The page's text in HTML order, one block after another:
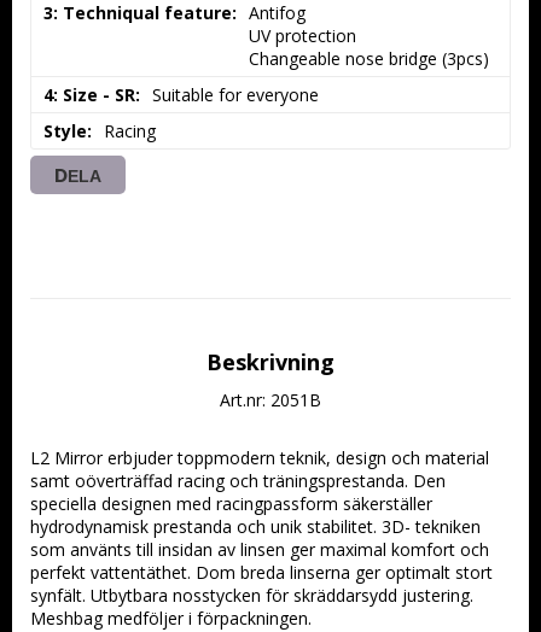
3: Techniqual feature
Antifog
UV protection
Changeable nose bridge (3pcs)
4: Size - SR
Suitable for everyone
Style
Racing
DELA
Beskrivning
Art.nr: 2051B
L2 Mirror erbjuder toppmodern teknik, design och material
samt oöverträffad racing och träningsprestanda. Den
speciella designen med racingpassform säkerställer
hydrodynamisk prestanda och unik stabilitet. 3D- tekniken
som använts till insidan av linsen ger maximal komfort och
perfekt vattentäthet. Dom breda linserna ger optimalt stort
synfält. Utbytbara nosstycken för skräddarsydd justering.
Meshbag medföljer i förpackningen.